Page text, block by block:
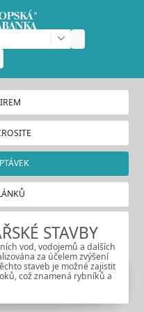
STAVBY
vod, vodojemů a dalších
za účelem zvýšení
staveb je možné zajistit
což znamená rybníků a